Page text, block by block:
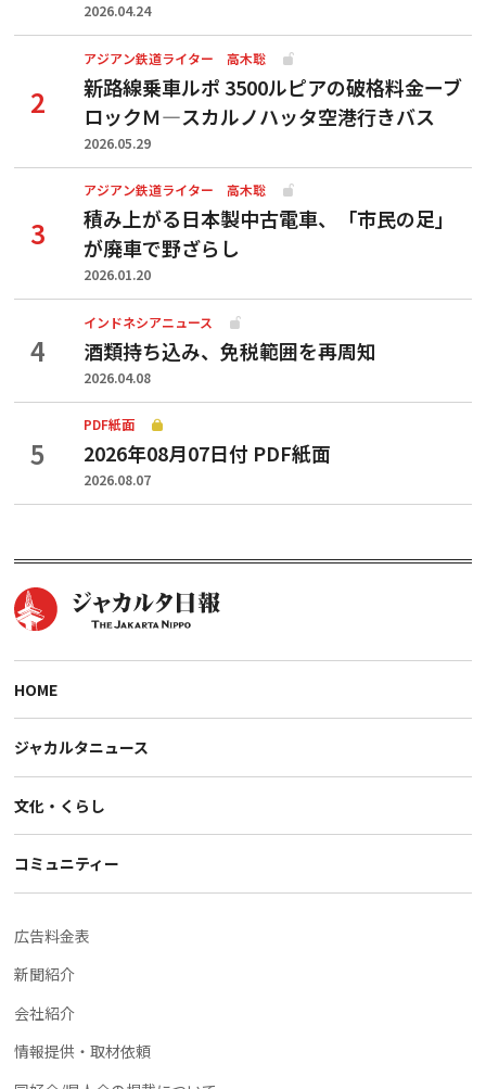
2026.04.24
アジアン鉄道ライター 高木聡
新路線乗車ルポ 3500ルピアの破格料金ーブ
ロックＭ―スカルノハッタ空港行きバス
2026.05.29
アジアン鉄道ライター 高木聡
積み上がる日本製中古電車、「市民の足」
が廃車で野ざらし
2026.01.20
インドネシアニュース
酒類持ち込み、免税範囲を再周知
2026.04.08
PDF紙面
2026年08月07日付 PDF紙面
2026.08.07
HOME
ジャカルタニュース
文化・くらし
コミュニティー
広告料金表
新聞紹介
会社紹介
情報提供・取材依頼